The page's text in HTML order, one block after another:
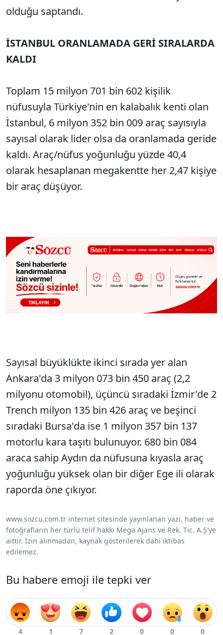
olduğu saptandı.
İSTANBUL ORANLAMADA GERİ SIRALARDA
KALDI
Toplam 15 milyon 701 bin 602 kişilik
nüfusuyla Türkiye'nin en kalabalık kenti olan
İstanbul, 6 milyon 352 bin 009 araç sayısıyla
sayısal olarak lider olsa da oranlamada geride
kaldı. Araç/nüfus yoğunluğu yüzde 40,4
olarak hesaplanan megakentte her 2,47 kişiye
bir araç düşüyor.
Sayısal büyüklükte ikinci sırada yer alan
Ankara'da 3 milyon 073 bin 450 araç (2,2
milyonu otomobil), üçüncü sıradaki İzmir'de 2
Trench milyon 135 bin 426 araç ve beşinci
sıradaki Bursa'da ise 1 milyon 357 bin 137
motorlu kara taşıtı bulunuyor. 680 bin 084
araca sahip Aydın da nüfusuna kıyasla araç
yoğunluğu yüksek olan bir diğer Ege ili olarak
raporda öne çıkıyor.
www.sozcu.com.tr internet sitesinde yayınlanan yazı, haber ve
fotoğrafların her türlü telif hakkı Mega Ajans ve Rek. Tic. A.Ş'ye
aittir. İzin alınmadan, kaynak gösterilerek dahi iktibas
edilemez.
Bu habere emoji ile tepki ver